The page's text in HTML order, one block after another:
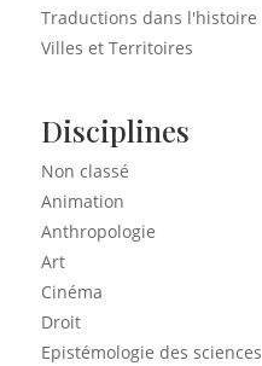
Traductions dans l'histoire
Villes et Territoires
Disciplines
Non classé
Animation
Anthropologie
Art
Cinéma
Droit
Epistémologie des sciences